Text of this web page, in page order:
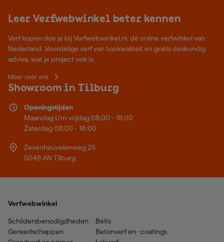
Leer Verfwebwinkel beter kennen
Verf kopen doe je bij Verfwebwinkel.nl, dé online verfwinkel van
Nederland. Voordelige verf van topkwaliteit en gratis deskundig
advies, wat je project ook is.
Meer over ons
Showroom in Tilburg
Openingstijden
Maandag t/m vrijdag 08:00 - 18:00
Zaterdag 08:00 - 16:00
Zevenheuvelenweg 25
5048 AN Tilburg
Verfwebwinkel
Schildersbenodigdheden
Gereedschappen
Beits
Betonverf en -coatings